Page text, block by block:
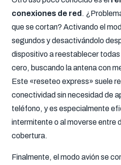
conexiones de red .
que se cortan? Activando el
segundos y desactivándolo
dispositivo a reestablecer
cero, buscando la antena con
Este «reseteo express» suele
conectividad sin necesidad de
teléfono, y es especialmente
intermitente o al moverse entre
cobertura.
Finalmente, el modo avión se